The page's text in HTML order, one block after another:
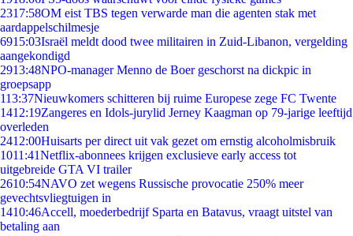
2317:58OM eist TBS tegen verwarde man die agenten stak met
aardappelschilmesje
6915:03Israël meldt dood twee militairen in Zuid-Libanon, vergelding
aangekondigd
2913:48NPO-manager Menno de Boer geschorst na dickpic in
groepsapp
113:37Nieuwkomers schitteren bij ruime Europese zege FC Twente
1412:19Zangeres en Idols-jurylid Jerney Kaagman op 79-jarige leeftijd
overleden
2412:00Huisarts per direct uit vak gezet om ernstig alcoholmisbruik
1011:41Netflix-abonnees krijgen exclusieve early access tot
uitgebreide GTA VI trailer
2610:54NAVO zet wegens Russische provocatie 250% meer
gevechtsvliegtuigen in
1410:46Accell, moederbedrijf Sparta en Batavus, vraagt uitstel van
betaling aan